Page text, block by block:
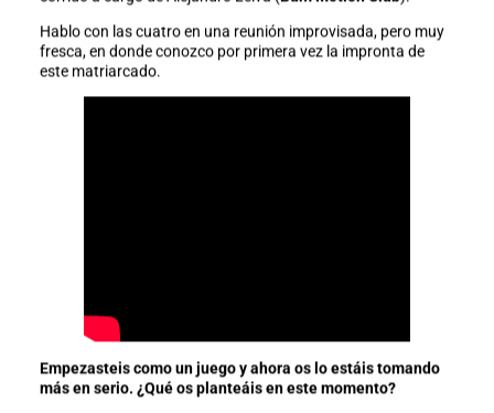
Hablo con las cuatro en una reunión improvisada, pero muy
fresca, en donde conozco por primera vez la impronta de
este matriarcado.
Empezasteis como un juego y ahora os lo estáis tomando
más en serio. ¿Qué os planteáis en este momento?